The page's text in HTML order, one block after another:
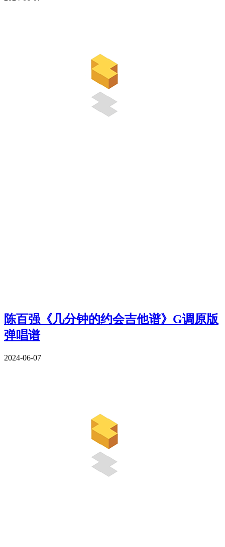
陈百强《几分钟的约会吉他谱》G调原版
弹唱谱
2024-06-07